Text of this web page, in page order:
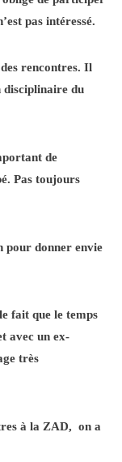
pas intéressé.
rencontres. Il
disciplinaire du
de
Pas toujours
pour donner envie
fait que le temps
avec un ex-
très
à la ZAD, on a